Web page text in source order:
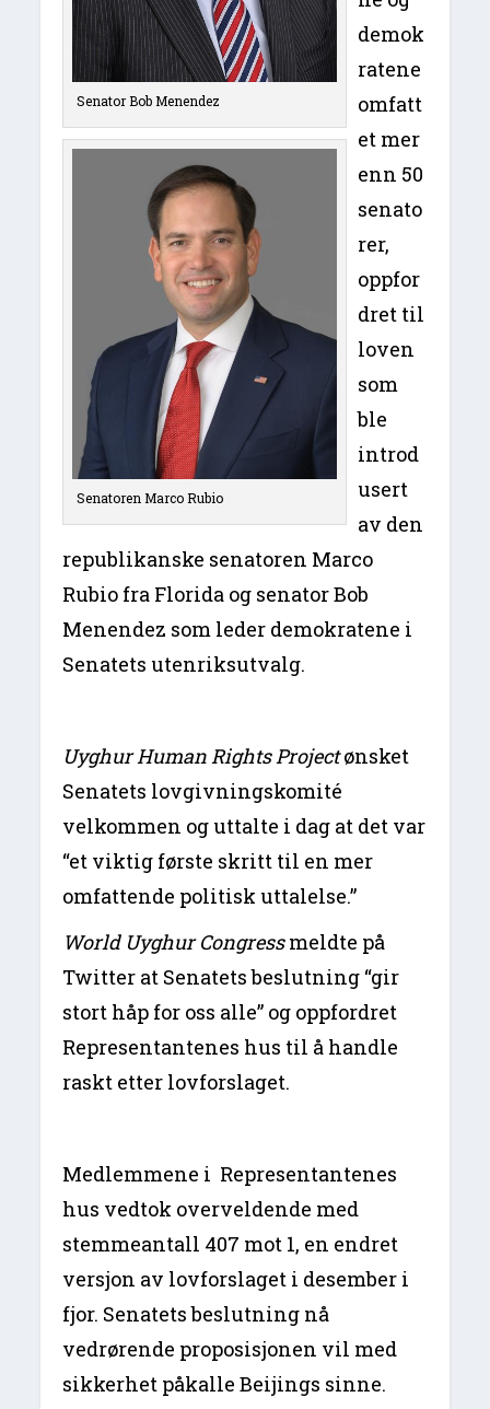
Senator Bob Menendez
Senatoren Marco Rubio
demok
ratene
omfatt
et mer
enn 50
senato
rer,
oppfor
dret til
loven
som
ble
introd
usert
av den
republikanske senatoren Marco
Rubio fra Florida og senator Bob
Menendez som leder demokratene i
Senatets utenriksutvalg.
Uyghur Human Rights Projectønsket
Senatets lovgivningskomité
velkommen og uttalte i dag at det var
“et viktig første skritt til en mer
omfattende politisk uttalelse.”
World Uyghur Congressmeldte på
Twitter at Senatets beslutning “gir
stort håp for oss alle” og oppfordret
Representantenes hus til å handle
raskt etter lovforslaget.
Medlemmene i Representantenes
hus vedtok overveldende med
stemmeantall 407 mot 1, en endret
versjon av lovforslaget i desember i
fjor. Senatets beslutning nå
vedrørende proposisjonen vil med
sikkerhet påkalle Beijings sinne.